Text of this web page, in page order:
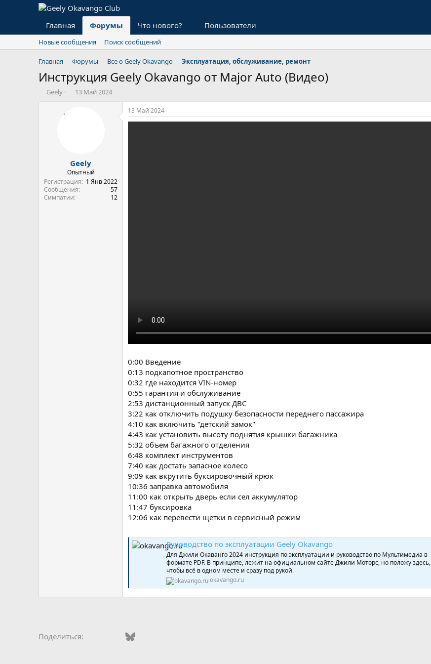
Главная Форумы Что нового? Пользователи
Новые сообщения Поиск сообщений
Главная Форумы Все о Geely Okavango Эксплуатация, обслуживание, ремонт
Инструкция Geely Okavango от Major Auto (Видео)
А
Geely
Д
л
а
13 Май 2024
Geely
Опытный
Регистрация
1 Янв 2022
Сообщения
57
Симпатии
12
13 Май 2024
0:00 Введение
0:13 подкапотное пространство
0:32 где находится VIN-номер
0:55 гарантия и обслуживание
2:53 дистанционный запуск ДВС
3:22 как отключить подушку безопасности переднего пассажира
4:10 как включить "детский замок"
4:43 как установить высоту поднятия крышки багажника
5:32 объем багажного отделения
6:48 комплект инструментов
7:40 как достать запасное колесо
9:09 как вкрутить буксировочный крюк
10:36 заправка автомобиля
11:00 как открыть дверь если сел аккумулятор
11:47 буксировка
12:06 как перевести щётки в сервисный режим
Руководство по эксплуатации Geely Okavango
Для Джили Окаванго 2024 инструкция по эксплуатации и руководство по Мультимедиа в
формате PDF. В принципе, лежит на официальном сайте Джили Моторс, но положу здесь,
чтобы всё в одном месте и сразу под рукой.
okavango.ru
Поделиться: Vkontakte
FacebookBluesky